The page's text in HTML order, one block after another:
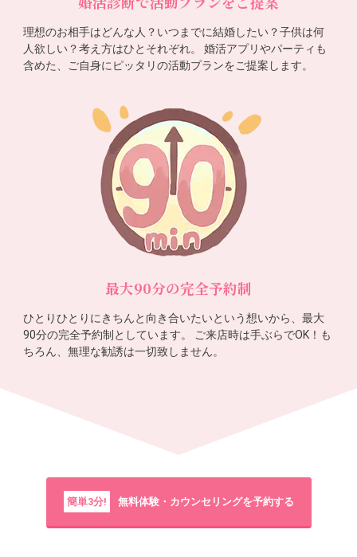
理想のお相手はどんな人？いつまでに結婚したい？子供は何
人欲しい？考え方はひとそれぞれ。 婚活アプリやパーティも
含めた、ご自身にピッタリの活動プランをご提案します。
最大90分の完全予約制
ひとりひとりにきちんと向き合いたいという想いから、最大
90分の完全予約制としています。 ご来店時は手ぶらでOK！も
ちろん、無理な勧誘は一切致しません。
簡単3分! 無料体験・カウンセリングを予約する